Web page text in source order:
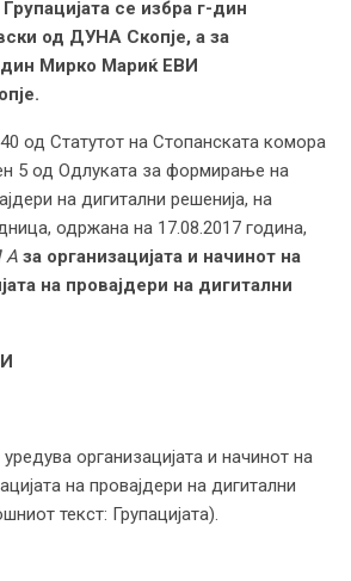
се избра г-дин
од ДУНА Скопје, а за
дин Мирко Мариќ ЕВИ
од Статутот на Стопанската комора
5 од Одлуката за формирање на
на дигитални решенија, на
одржана на 17.08.2017 година,
А за организацијата и начинот на
на провајдери на дигитални
организацијата и начинот на
на провајдери на дигитални
текст: Групацијата).